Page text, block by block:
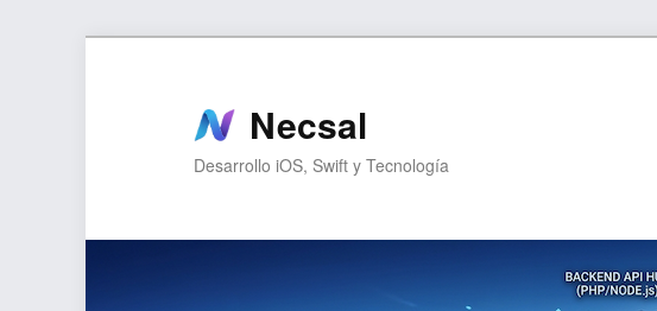
Necsal
Desarrollo iOS, Swift y Tecnología